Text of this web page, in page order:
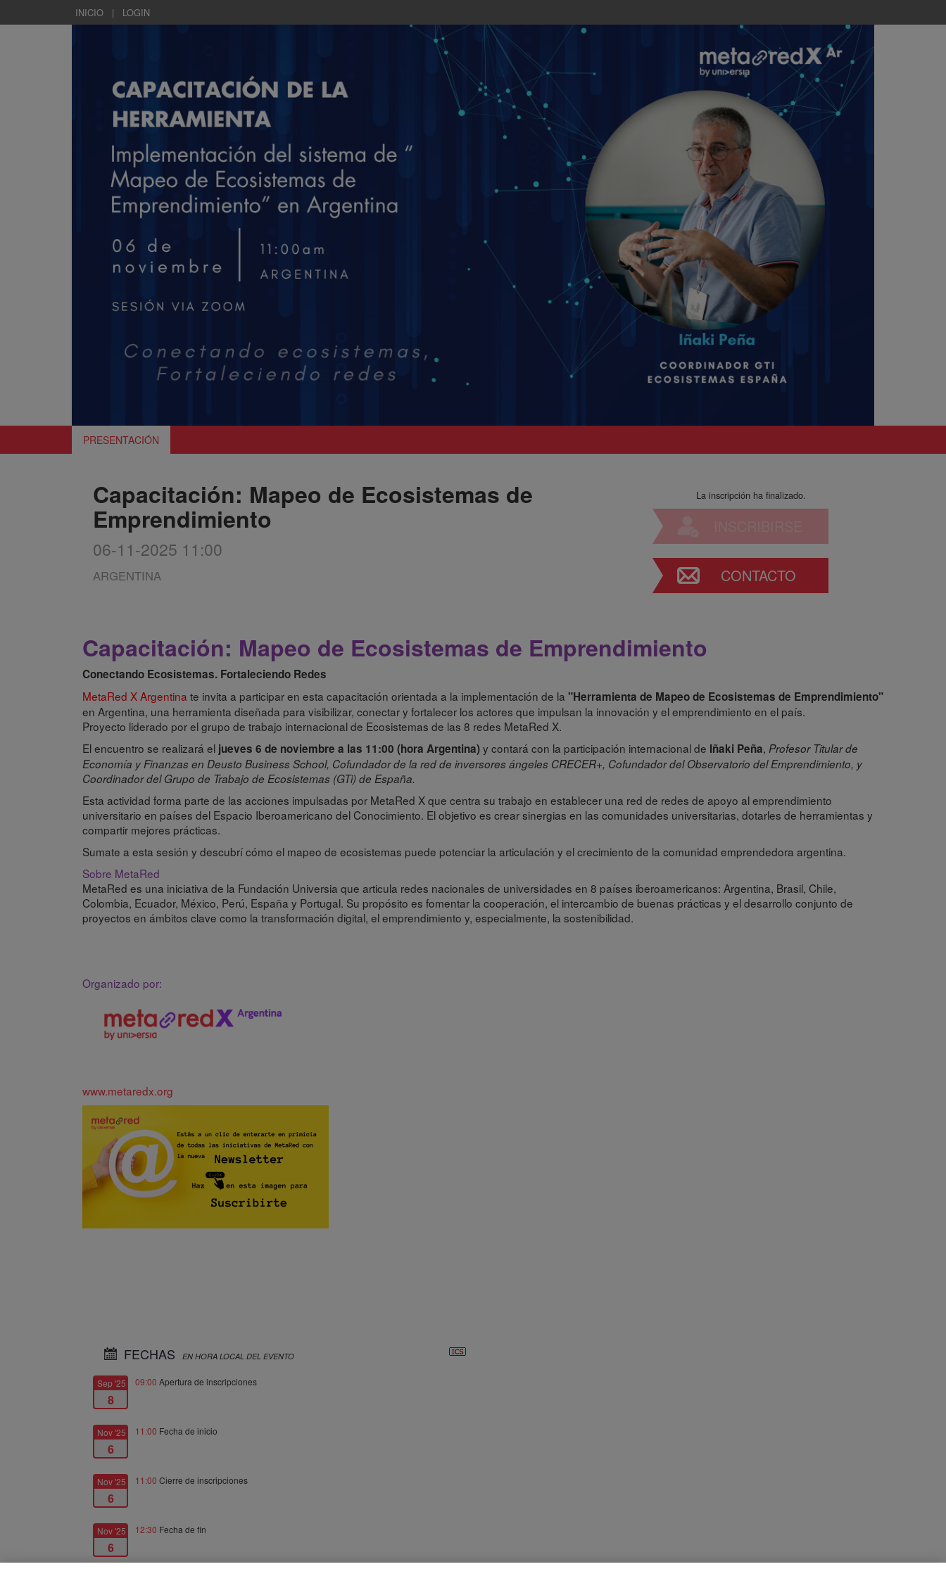
INICIO | LOGIN
PRESENTACIÓN
Capacitación: Mapeo de Ecosistemas de
Emprendimiento
06-11-2025 11:00
ARGENTINA
La inscripción ha finalizado.
CONTACTO
Capacitación: Mapeo de Ecosistemas de Emprendimiento
Conectando Ecosistemas. Fortaleciendo Redes
MetaRed X Argentina te invita a participar en esta capacitación orientada a la implementación de la "Herramienta de Mapeo de Ecosistemas de Emprendimiento"
en Argentina, una herramienta diseñada para visibilizar, conectar y fortalecer los actores que impulsan la innovación y el emprendimiento en el país.
Proyecto liderado por el grupo de trabajo internacional de Ecosistemas de las 8 redes MetaRed X.
El encuentro se realizará el jueves 6 de noviembre a las 11:00 (hora Argentina)y contará con la participación internacional de Iñaki Peña, Profesor Titular de
Economía y Finanzas en Deusto Business School, Cofundador de la red de inversores ángeles CRECER+, Cofundador del Observatorio del Emprendimiento, y
Coordinador del Grupo de Trabajo de Ecosistemas (GTi) de España.
Esta actividad forma parte de las acciones impulsadas por MetaRed X que centra su trabajo en establecer una red de redes de apoyo al emprendimiento
universitario en países del Espacio Iberoamericano del Conocimiento. El objetivo es crear sinergias en las comunidades universitarias, dotarles de herramientas y
compartir mejores prácticas.
Sumate a esta sesión y descubrí cómo el mapeo de ecosistemas puede potenciar la articulación y el crecimiento de la comunidad emprendedora argentina.
Sobre MetaRed
MetaRed es una iniciativa de la Fundación Universia que articula redes nacionales de universidades en 8 países iberoamericanos: Argentina, Brasil, Chile,
Colombia, Ecuador, México, Perú, España y Portugal. Su propósito es fomentar la cooperación, el intercambio de buenas prácticas y el desarrollo conjunto de
proyectos en ámbitos clave como la transformación digital, el emprendimiento y, especialmente, la sostenibilidad.
Organizado por:
www.metaredx.org
FECHAS EN HORA LOCAL DEL EVENTO
Sep '25
8
09:00 Apertura de inscripciones
Nov '25
6
11:00 Fecha de inicio
Nov '25
6
11:00 Cierre de inscripciones
Nov '25
6
12:30 Fecha de fin